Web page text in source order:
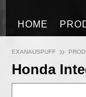
HOME
EXANAUSPUFF »
Honda